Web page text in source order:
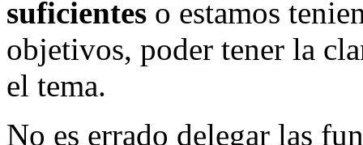
suficientes o estamos
objetivos, poder tener la
el tema.
No es errado delegar las